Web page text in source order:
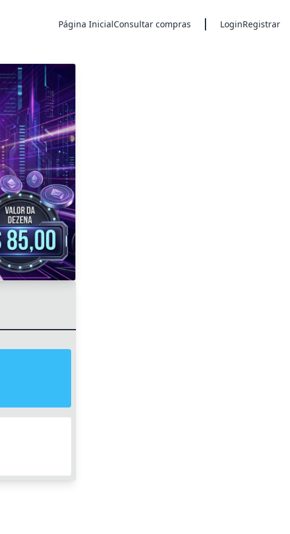
Página InicialConsultar compras LoginRegistrar